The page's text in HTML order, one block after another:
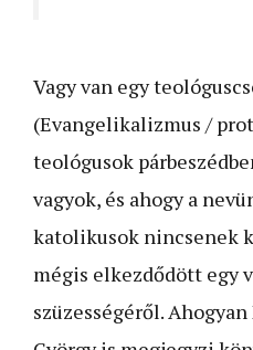
Vagy van egy
(Evangelikalizmus /
teológusok
vagyok, és ahogy a
katolikusok nincsenek
mégis elkezdődött egy
szüzességéről.